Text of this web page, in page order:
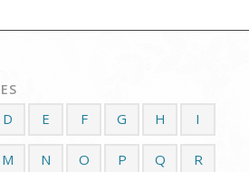
D E F G H I
M N O P Q R